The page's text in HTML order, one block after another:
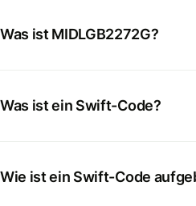
Was ist MIDLGB2272G?
Was ist ein Swift-Code?
Wie ist ein Swift-Code